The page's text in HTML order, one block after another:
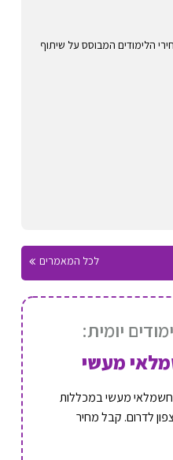
הלימודים המבוסס על שיתוף
לכל המאמרים
יומית:
מעשי
חשמלאי מעשי במכללות
לדרום. קבל מחיר